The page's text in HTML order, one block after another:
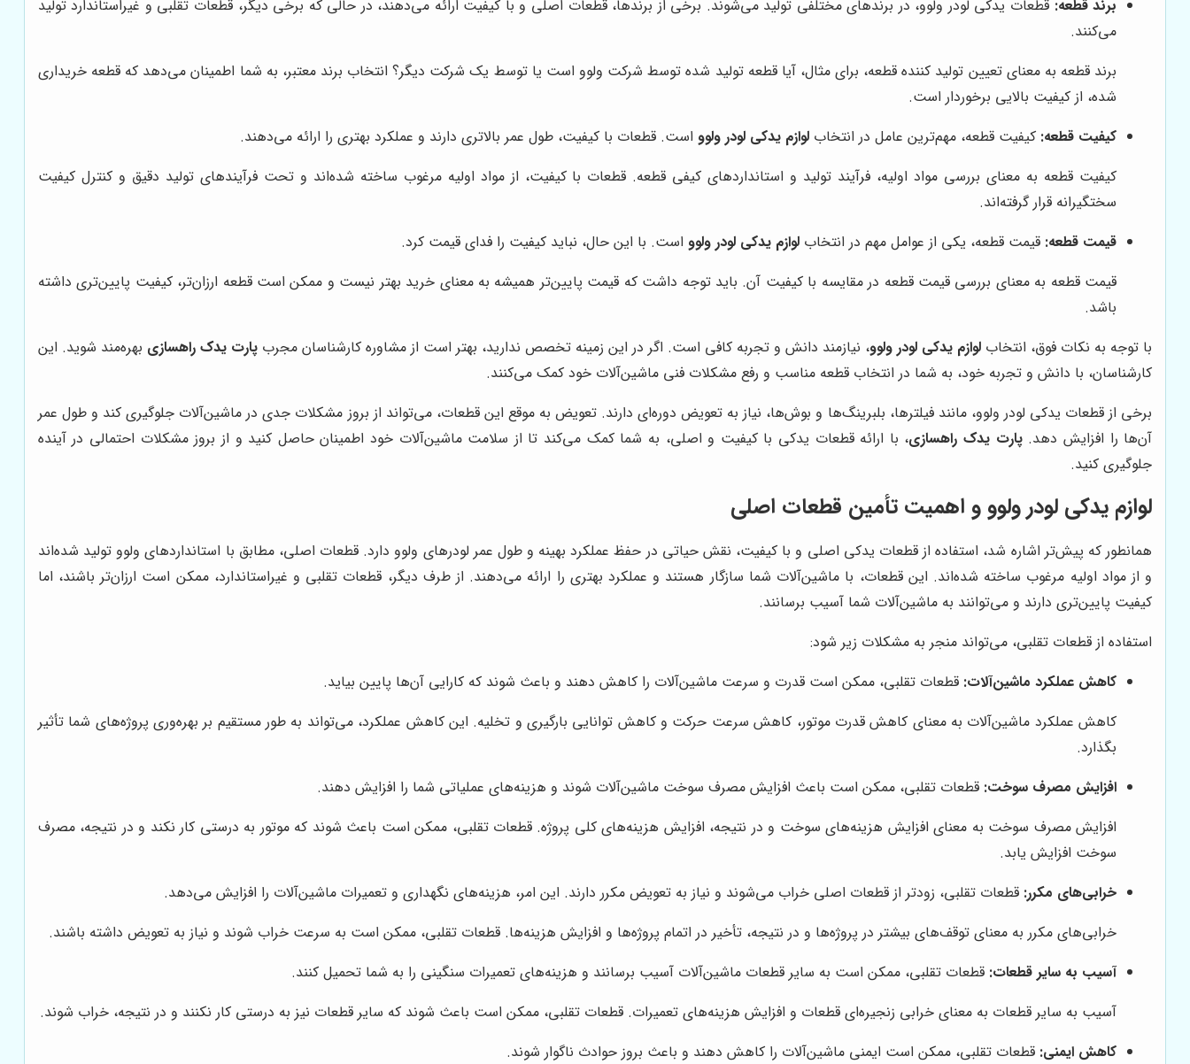
برند قطعه: قطعات یدکی لودر ولوو، در برندهای مختلفی تولید می‌شوند. برخی از برندها، قطعات اصلی و با کیفیت ارائه می‌دهند، در حالی که برخی دیگر، قطعات تقلبی و غیراستاندارد تولید
می‌کنند.
برند قطعه به معنای تعیین تولید کننده قطعه، برای مثال، آیا قطعه تولید شده توسط شرکت ولوو است یا توسط یک شرکت دیگر؟ انتخاب برند معتبر، به شما اطمینان می‌دهد که قطعه خریداری
شده، از کیفیت بالایی برخوردار است.
کیفیت قطعه: کیفیت قطعه، مهم‌ترین عامل در انتخاب لوازم یدکی لودر ولوو است. قطعات با کیفیت، طول عمر بالاتری دارند و عملکرد بهتری را ارائه می‌دهند.
کیفیت قطعه به معنای بررسی مواد اولیه، فرآیند تولید و استانداردهای کیفی قطعه. قطعات با کیفیت، از مواد اولیه مرغوب ساخته شده‌اند و تحت فرآیندهای تولید دقیق و کنترل کیفیت
سختگیرانه قرار گرفته‌اند.
قیمت قطعه: قیمت قطعه، یکی از عوامل مهم در انتخاب لوازم یدکی لودر ولوو است. با این حال، نباید کیفیت را فدای قیمت کرد.
قیمت قطعه به معنای بررسی قیمت قطعه در مقایسه با کیفیت آن. باید توجه داشت که قیمت پایین‌تر همیشه به معنای خرید بهتر نیست و ممکن است قطعه ارزان‌تر، کیفیت پایین‌تری داشته
باشد.
با توجه به نکات فوق، انتخاب لوازم یدکی لودر ولوو، نیازمند دانش و تجربه کافی است. اگر در این زمینه تخصص ندارید، بهتر است از مشاوره کارشناسان مجربپارت یدک راهسازی بهره‌مند شوید. این
کارشناسان، با دانش و تجربه خود، به شما در انتخاب قطعه مناسب و رفع مشکلات فنی ماشین‌آلات خود کمک می‌کنند.
برخی از قطعات یدکی لودر ولوو، مانند فیلترها، بلبرینگ‌ها و بوش‌ها، نیاز به تعویض دوره‌ای دارند. تعویض به موقع این قطعات، می‌تواند از بروز مشکلات جدی در ماشین‌آلات جلوگیری کند و طول عمر
آن‌ها را افزایش دهد.پارت یدک راهسازی، با ارائه قطعات یدکی با کیفیت و اصلی، به شما کمک می‌کند تا از سلامت ماشین‌آلات خود اطمینان حاصل کنید و از بروز مشکلات احتمالی در آینده
جلوگیری کنید.
لوازم یدکی لودر ولوو و اهمیت تأمین قطعات اصلی
همانطور که پیش‌تر اشاره شد، استفاده از قطعات یدکی اصلی و با کیفیت، نقش حیاتی در حفظ عملکرد بهینه و طول عمر لودرهای ولوو دارد. قطعات اصلی، مطابق با استانداردهای ولوو تولید شده‌اند
و از مواد اولیه مرغوب ساخته شده‌اند. این قطعات، با ماشین‌آلات شما سازگار هستند و عملکرد بهتری را ارائه می‌دهند. از طرف دیگر، قطعات تقلبی و غیراستاندارد، ممکن است ارزان‌تر باشند، اما
کیفیت پایین‌تری دارند و می‌توانند به ماشین‌آلات شما آسیب برسانند.
استفاده از قطعات تقلبی، می‌تواند منجر به مشکلات زیر شود:
کاهش عملکرد ماشین‌آلات: قطعات تقلبی، ممکن است قدرت و سرعت ماشین‌آلات را کاهش دهند و باعث شوند که کارایی آن‌ها پایین بیاید.
کاهش عملکرد ماشین‌آلات به معنای کاهش قدرت موتور، کاهش سرعت حرکت و کاهش توانایی بارگیری و تخلیه. این کاهش عملکرد، می‌تواند به طور مستقیم بر بهره‌وری پروژه‌های شما تأثیر
بگذارد.
افزایش مصرف سوخت: قطعات تقلبی، ممکن است باعث افزایش مصرف سوخت ماشین‌آلات شوند و هزینه‌های عملیاتی شما را افزایش دهند.
افزایش مصرف سوخت به معنای افزایش هزینه‌های سوخت و در نتیجه، افزایش هزینه‌های کلی پروژه. قطعات تقلبی، ممکن است باعث شوند که موتور به درستی کار نکند و در نتیجه، مصرف
سوخت افزایش یابد.
خرابی‌های مکرر: قطعات تقلبی، زودتر از قطعات اصلی خراب می‌شوند و نیاز به تعویض مکرر دارند. این امر، هزینه‌های نگهداری و تعمیرات ماشین‌آلات را افزایش می‌دهد.
خرابی‌های مکرر به معنای توقف‌های بیشتر در پروژه‌ها و در نتیجه، تأخیر در اتمام پروژه‌ها و افزایش هزینه‌ها. قطعات تقلبی، ممکن است به سرعت خراب شوند و نیاز به تعویض داشته باشند.
آسیب به سایر قطعات: قطعات تقلبی، ممکن است به سایر قطعات ماشین‌آلات آسیب برسانند و هزینه‌های تعمیرات سنگینی را به شما تحمیل کنند.
آسیب به سایر قطعات به معنای خرابی زنجیره‌ای قطعات و افزایش هزینه‌های تعمیرات. قطعات تقلبی، ممکن است باعث شوند که سایر قطعات نیز به درستی کار نکنند و در نتیجه، خراب شوند.
کاهش ایمنی: قطعات تقلبی، ممکن است ایمنی ماشین‌آلات را کاهش دهند و باعث بروز حوادث ناگوار شوند.